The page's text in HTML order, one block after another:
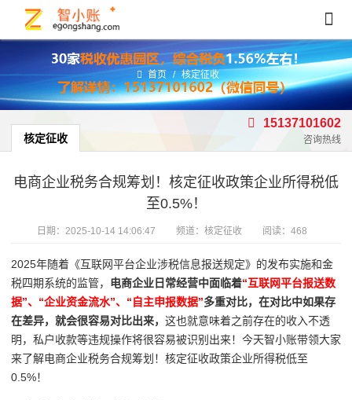
首页 / 核定征收
核定征收
15137101602
咨询热线
电商企业税务合规筹划！核定征收政策企业所得税低
至0.5%！
日期： 2025-10-14 14:06:47 频道： 核定征收 阅读：468
2025年随着 《互联网平台企业涉税信息报送规定》的发布实施和金
税四期系统的监管， 电商企业日常经营中面临着“互联网平台报送数
据”、“企业资金流水”、“自主申报数据”多重对比，在对比中如果存
在差异，就会很容易对比出来， 这也就意味着之前存在的收入不透
明，私户收款等违规操作将很容易被识别出来！今天智小账带领大家
来了解电商企业税务合规筹划！核定征收政策企业所得税低至
0.5%！